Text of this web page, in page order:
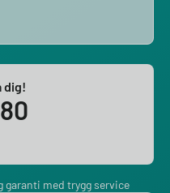
dig!
garanti med trygg service